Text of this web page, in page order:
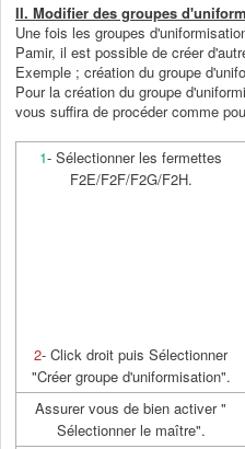
II. Modifier des groupes
Une fois les groupes
Pamir, il est possible de créer
Exemple ; création du groupe
Pour la création du groupe
vous suffira de procéder comme
1- Sélectionner les fermettes
F2E/F2F/F2G/F2H.
2- Click droit puis Sélectionner
"Créer groupe d'uniformisation".
Assurer vous de bien activer "
Sélectionner le maître".